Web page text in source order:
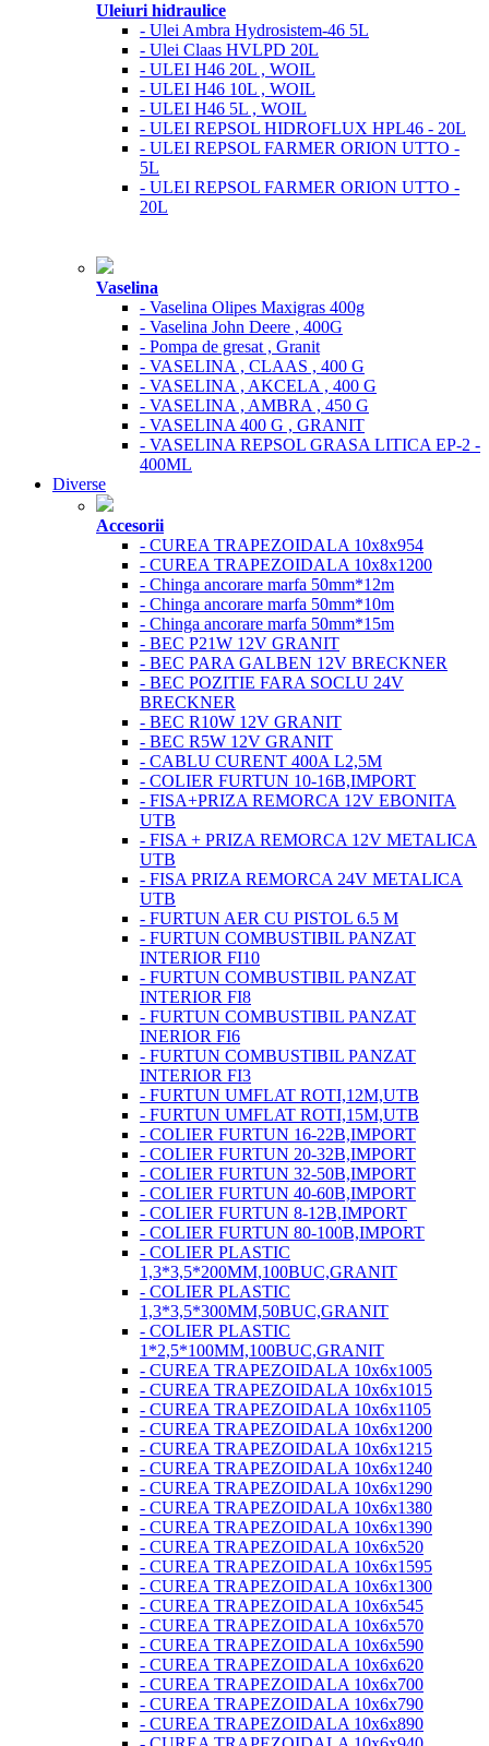
Uleiuri hidraulice
- Ulei Ambra Hydrosistem-46 5L
- Ulei Claas HVLPD 20L
- ULEI H46 20L , WOIL
- ULEI H46 10L , WOIL
- ULEI H46 5L , WOIL
- ULEI REPSOL HIDROFLUX HPL46 - 20L
- ULEI REPSOL FARMER ORION UTTO -
5L
- ULEI REPSOL FARMER ORION UTTO -
20L
Vaselina
- Vaselina Olipes Maxigras 400g
- Vaselina John Deere , 400G
- Pompa de gresat , Granit
- VASELINA , CLAAS , 400 G
- VASELINA , AKCELA , 400 G
- VASELINA , AMBRA , 450 G
- VASELINA 400 G , GRANIT
- VASELINA REPSOL GRASA LITICA EP-2 -
400ML
Diverse
Accesorii
- CUREA TRAPEZOIDALA 10x8x954
- CUREA TRAPEZOIDALA 10x8x1200
- Chinga ancorare marfa 50mm*12m
- Chinga ancorare marfa 50mm*10m
- Chinga ancorare marfa 50mm*15m
- BEC P21W 12V GRANIT
- BEC PARA GALBEN 12V BRECKNER
- BEC POZITIE FARA SOCLU 24V
BRECKNER
- BEC R10W 12V GRANIT
- BEC R5W 12V GRANIT
- CABLU CURENT 400A L2,5M
- COLIER FURTUN 10-16B,IMPORT
- FISA+PRIZA REMORCA 12V EBONITA
UTB
- FISA + PRIZA REMORCA 12V METALICA
UTB
- FISA PRIZA REMORCA 24V METALICA
UTB
- FURTUN AER CU PISTOL 6.5 M
- FURTUN COMBUSTIBIL PANZAT
INTERIOR FI10
- FURTUN COMBUSTIBIL PANZAT
INTERIOR FI8
- FURTUN COMBUSTIBIL PANZAT
INERIOR FI6
- FURTUN COMBUSTIBIL PANZAT
INTERIOR FI3
- FURTUN UMFLAT ROTI,12M,UTB
- FURTUN UMFLAT ROTI,15M,UTB
- COLIER FURTUN 16-22B,IMPORT
- COLIER FURTUN 20-32B,IMPORT
- COLIER FURTUN 32-50B,IMPORT
- COLIER FURTUN 40-60B,IMPORT
- COLIER FURTUN 8-12B,IMPORT
- COLIER FURTUN 80-100B,IMPORT
- COLIER PLASTIC
1,3*3,5*200MM,100BUC,GRANIT
- COLIER PLASTIC
1,3*3,5*300MM,50BUC,GRANIT
- COLIER PLASTIC
1*2,5*100MM,100BUC,GRANIT
- CUREA TRAPEZOIDALA 10x6x1005
- CUREA TRAPEZOIDALA 10x6x1015
- CUREA TRAPEZOIDALA 10x6x1105
- CUREA TRAPEZOIDALA 10x6x1200
- CUREA TRAPEZOIDALA 10x6x1215
- CUREA TRAPEZOIDALA 10x6x1240
- CUREA TRAPEZOIDALA 10x6x1290
- CUREA TRAPEZOIDALA 10x6x1380
- CUREA TRAPEZOIDALA 10x6x1390
- CUREA TRAPEZOIDALA 10x6x520
- CUREA TRAPEZOIDALA 10x6x1595
- CUREA TRAPEZOIDALA 10x6x1300
- CUREA TRAPEZOIDALA 10x6x545
- CUREA TRAPEZOIDALA 10x6x570
- CUREA TRAPEZOIDALA 10x6x590
- CUREA TRAPEZOIDALA 10x6x620
- CUREA TRAPEZOIDALA 10x6x700
- CUREA TRAPEZOIDALA 10x6x790
- CUREA TRAPEZOIDALA 10x6x890